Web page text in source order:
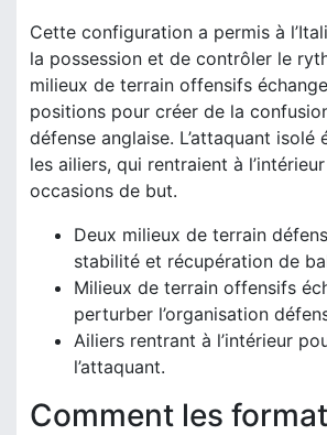
Cette configuration a permis à
la possession et de contrôler le
milieux de terrain offensifs
positions pour créer de la
défense anglaise. L’attaquant isolé
les ailiers, qui rentraient à
occasions de but.
Deux milieux de terrain
stabilité et récupération de
Milieux de terrain offensifs
perturber l’organisation
Ailiers rentrant à l’intérieur
l’attaquant.
Comment les